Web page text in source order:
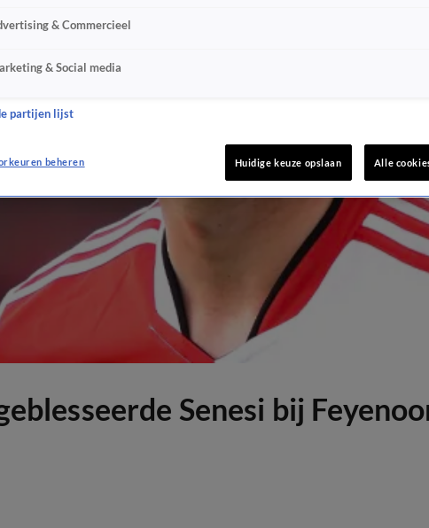
Senesi bij
& Commercieel
& Social media
partijen lijst
beheren Huidige keuze opslaan Alle